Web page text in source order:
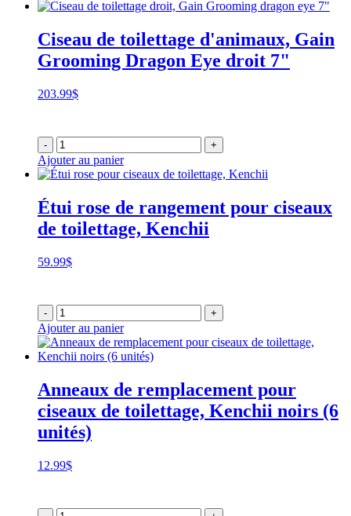
Ciseau de toilettage d'animaux, Gain
Grooming Dragon Eye droit 7"
203.99$
- +
Ajouter au panier
Étui rose de rangement pour ciseaux
de toilettage, Kenchii
59.99$
- +
Ajouter au panier
Anneaux de remplacement pour
ciseaux de toilettage, Kenchii noirs (6
unités)
12.99$